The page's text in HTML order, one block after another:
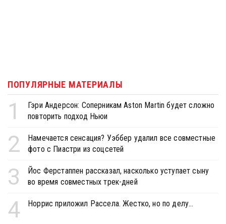
ПОПУЛЯРНЫЕ МАТЕРИАЛЫ
1
Гэри Андерсон: Соперникам Aston Martin будет сложно
повторить подход Ньюи
2
Намечается сенсация? Уэббер удалил все совместные
фото с Пиастри из соцсетей
3
Йос Ферстаппен рассказал, насколько уступает сыну
во время совместных трек-дней
4 Норрис приложил Рассела. Жестко, но по делу...